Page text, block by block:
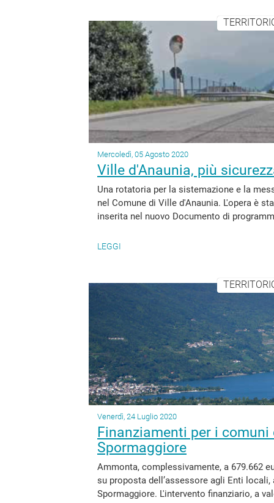
Mercoledì, 05 Agosto 2020
Ville d'Anaunia, più
Una rotatoria per la sistemazione e la
nel Comune di Ville d'Anaunia. L'opera è
inserita nel nuovo Documento di
LEGGI
Venerdì, 24 Luglio 2020
Finanziamenti per i
Spormaggiore
Ammonta, complessivamente, a 679.662
su proposta dell’assessore agli Enti
Spormaggiore. L'intervento finanziario, a